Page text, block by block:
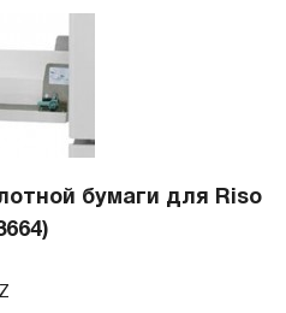
бумаги для Riso